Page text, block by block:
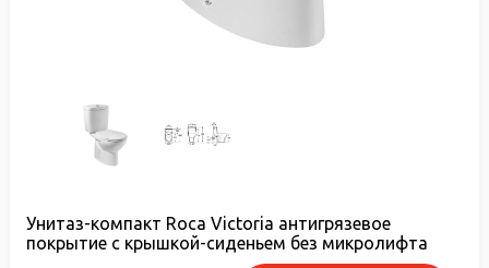
Унитаз-компакт Roca Victoria антигрязевое
покрытие с крышкой-сиденьем без микролифта